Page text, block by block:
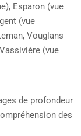
Esparon (vue
(vue
Vouglans
(vue
de profondeur
des